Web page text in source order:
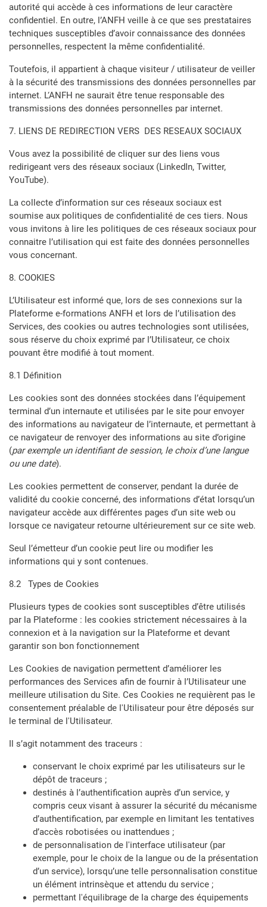
autorité qui accède à ces informations de leur caractère
confidentiel. En outre, l’ANFH veille à ce que ses prestataires
techniques susceptibles d’avoir connaissance des données
personnelles, respectent la même confidentialité.
Toutefois, il appartient à chaque visiteur / utilisateur de veiller
à la sécurité des transmissions des données personnelles par
internet. L‘ANFH ne saurait être tenue responsable des
transmissions des données personnelles par internet.
7. LIENS DE REDIRECTION VERS DES RESEAUX SOCIAUX
Vous avez la possibilité de cliquer sur des liens vous
redirigeant vers des réseaux sociaux (LinkedIn, Twitter,
YouTube).
La collecte d’information sur ces réseaux sociaux est
soumise aux politiques de confidentialité de ces tiers. Nous
vous invitons à lire les politiques de ces réseaux sociaux pour
connaitre l’utilisation qui est faite des données personnelles
vous concernant.
8. COOKIES
L’Utilisateur est informé que, lors de ses connexions sur la
Plateforme e-formations ANFH et lors de l’utilisation des
Services, des cookies ou autres technologies sont utilisées,
sous réserve du choix exprimé par l’Utilisateur, ce choix
pouvant être modifié à tout moment.
8.1 Définition
Les cookies sont des données stockées dans l’équipement
terminal d’un internaute et utilisées par le site pour envoyer
des informations au navigateur de l’internaute, et permettant à
ce navigateur de renvoyer des informations au site d’origine
(par exemple un identifiant de session, le choix d’une langue
ou une date).
Les cookies permettent de conserver, pendant la durée de
validité du cookie concerné, des informations d’état lorsqu’un
navigateur accède aux différentes pages d’un site web ou
lorsque ce navigateur retourne ultérieurement sur ce site web.
Seul l’émetteur d’un cookie peut lire ou modifier les
informations qui y sont contenues.
8.2 Types de Cookies
Plusieurs types de cookies sont susceptibles d’être utilisés
par la Plateforme : les cookies strictement nécessaires à la
connexion et à la navigation sur la Plateforme et devant
garantir son bon fonctionnement
Les Cookies de navigation permettent d’améliorer les
performances des Services afin de fournir à l’Utilisateur une
meilleure utilisation du Site. Ces Cookies ne requièrent pas le
consentement préalable de l'Utilisateur pour être déposés sur
le terminal de l'Utilisateur.
Il s’agit notamment des traceurs :
conservant le choix exprimé par les utilisateurs sur le
dépôt de traceurs ;
destinés à l’authentification auprès d’un service, y
compris ceux visant à assurer la sécurité du mécanisme
d’authentification, par exemple en limitant les tentatives
d’accès robotisées ou inattendues ;
de personnalisation de l'interface utilisateur (par
exemple, pour le choix de la langue ou de la présentation
d’un service), lorsqu’une telle personnalisation constitue
un élément intrinsèque et attendu du service ;
permettant l'équilibrage de la charge des équipements